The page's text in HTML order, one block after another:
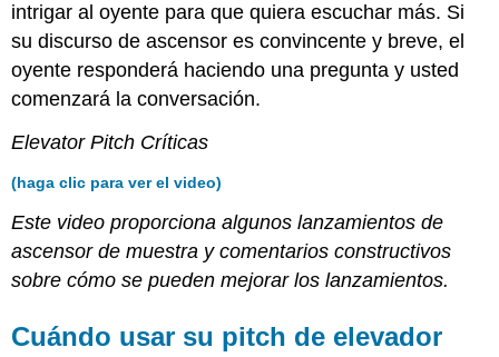
intrigar al oyente para que quiera escuchar más. Si
su discurso de ascensor es convincente y breve, el
oyente responderá haciendo una pregunta y usted
comenzará la conversación.
Elevator Pitch Críticas
(haga clic para ver el video)
Este video proporciona algunos lanzamientos de
ascensor de muestra y comentarios constructivos
sobre cómo se pueden mejorar los lanzamientos.
Cuándo usar su pitch de elevador